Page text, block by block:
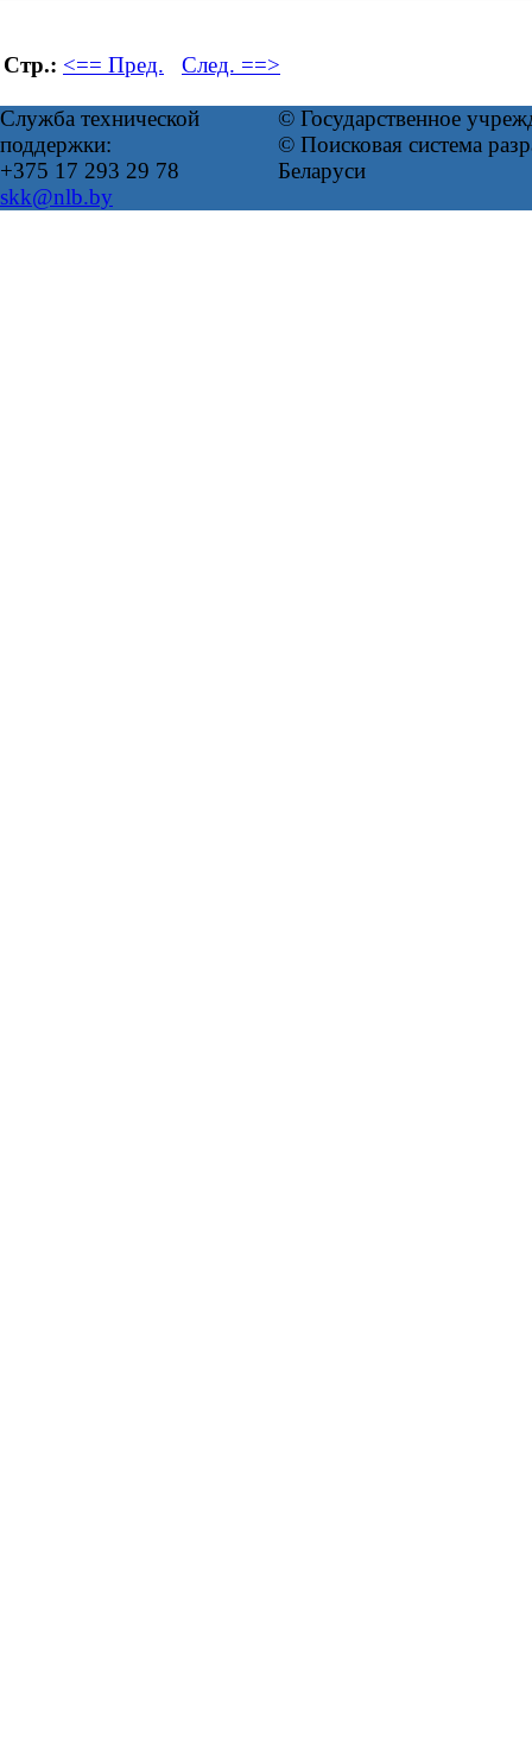
Стр.: <== Пред. След. ==>
Служба технической
поддержки:
+375 17 293 29 78
skk@nlb.by
© Государственное
© Поисковая система
Беларуси